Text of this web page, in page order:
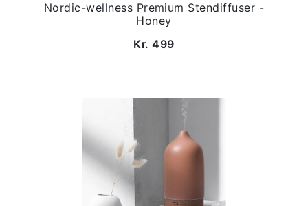
Nordic-wellness Premium Stendiffuser -
Honey
Kr. 499